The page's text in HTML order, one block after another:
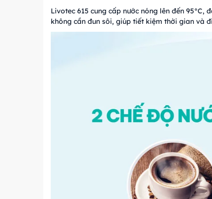
Livotec 615 cung cấp nước nóng lên đến
không cần đun sôi, giúp tiết kiệm thời gian và